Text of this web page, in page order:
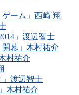
ゲーム」西崎 翔
」渡辺智士
開幕」木村祐介
村祐介
」渡辺智士
木村祐介